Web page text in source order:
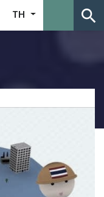
TH search